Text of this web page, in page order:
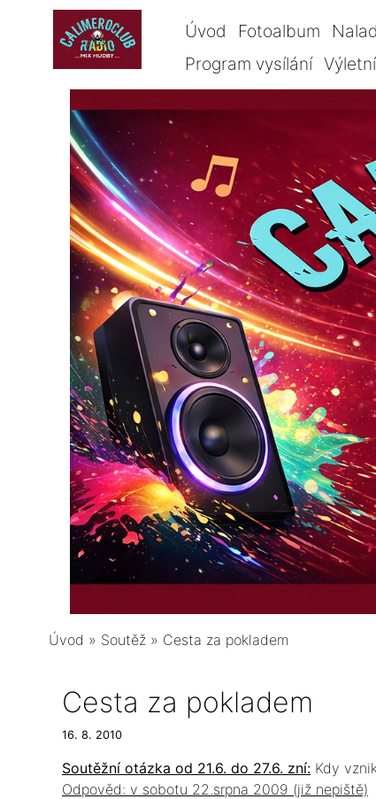
Úvod Fotoalbum
Program vysílání
Úvod » Soutěž » Cesta za pokladem
Cesta za pokladem
16. 8. 2010
Soutěžní otázka od 21.6. do 27.6. zní: Kdy
Odpověd: v sobotu 22.srpna 2009 (již nepiště)